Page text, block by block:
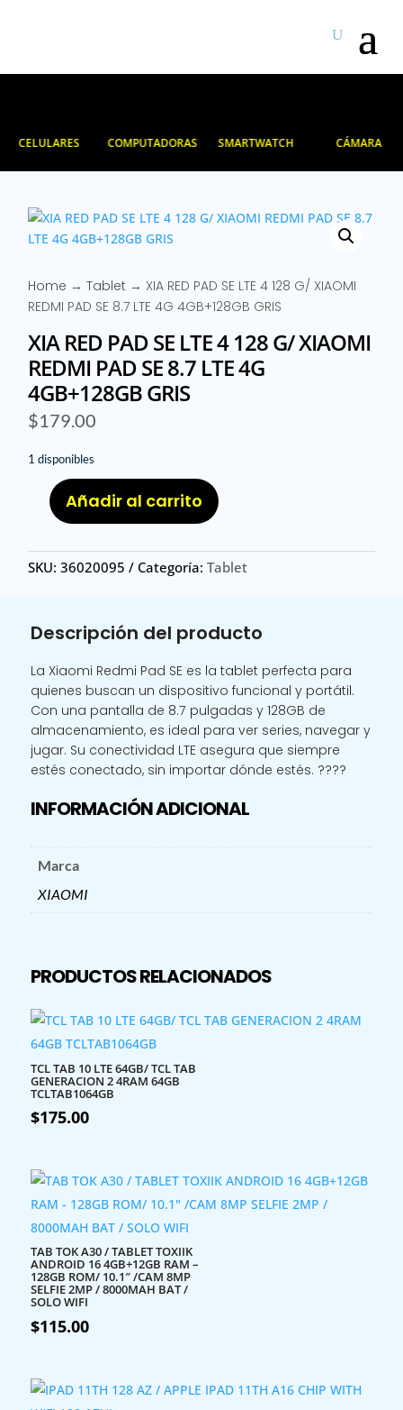
CELULARES COMPUTADORAS SMARTWATCH CÁMARA
Home →Tablet → XIA RED PAD SE LTE 4 128 G/ XIAOMI
REDMI PAD SE 8.7 LTE 4G 4GB+128GB GRIS
XIA RED PAD SE LTE 4 128 G/ XIAOMI
REDMI PAD SE 8.7 LTE 4G
4GB+128GB GRIS
$179.00
1 disponibles
XIA
PAD
SE
128
XIAOMI
REDMI
PAD
SE
8.7
LTE
4G
GRIS
cantidad
Añadir al carrito
SKU:36020095 Categoría:Tablet
Descripción del producto
La Xiaomi Redmi Pad SE es la tablet perfecta para
quienes buscan un dispositivo funcional y portátil.
Con una pantalla de 8.7 pulgadas y 128GB de
almacenamiento, es ideal para ver series, navegar y
jugar. Su conectividad LTE asegura que siempre
estés conectado, sin importar dónde estés. ????
INFORMACIÓN ADICIONAL
Marca
XIAOMI
PRODUCTOS RELACIONADOS
TCL TAB 10 LTE 64GB/ TCL TAB
GENERACION 2 4RAM 64GB
TCLTAB1064GB
$175.00
TAB TOK A30 / TABLET TOXIIK
ANDROID 16 4GB+12GB RAM –
128GB ROM/ 10.1″ /CAM 8MP
SELFIE 2MP / 8000MAH BAT /
SOLO WIFI
$115.00